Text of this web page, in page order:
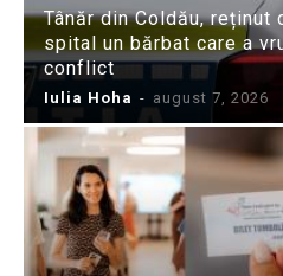
Tânăr din Coldău, reținut
spital un bărbat care a
conflict
Iulia Hoha - august 7, 2026